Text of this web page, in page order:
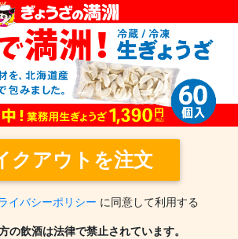
クアウトを注文
イバシーポリシー に同意して利用する
の飲酒は法律で禁止されています。